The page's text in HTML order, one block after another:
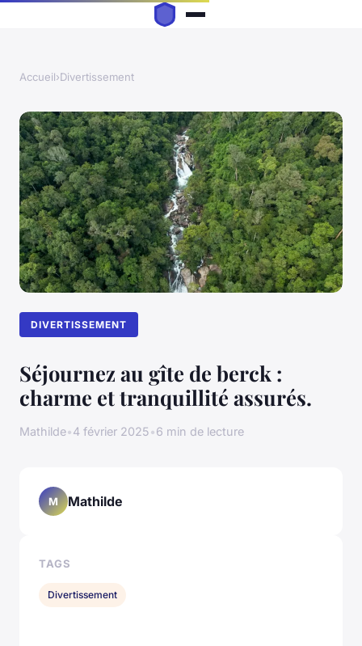
Accueil›Divertissement
DIVERTISSEMENT
Séjournez au gîte de berck :
charme et tranquillité assurés.
Mathilde•4 février 2025•6 min de lecture
M Mathilde
TAGS
Divertissement